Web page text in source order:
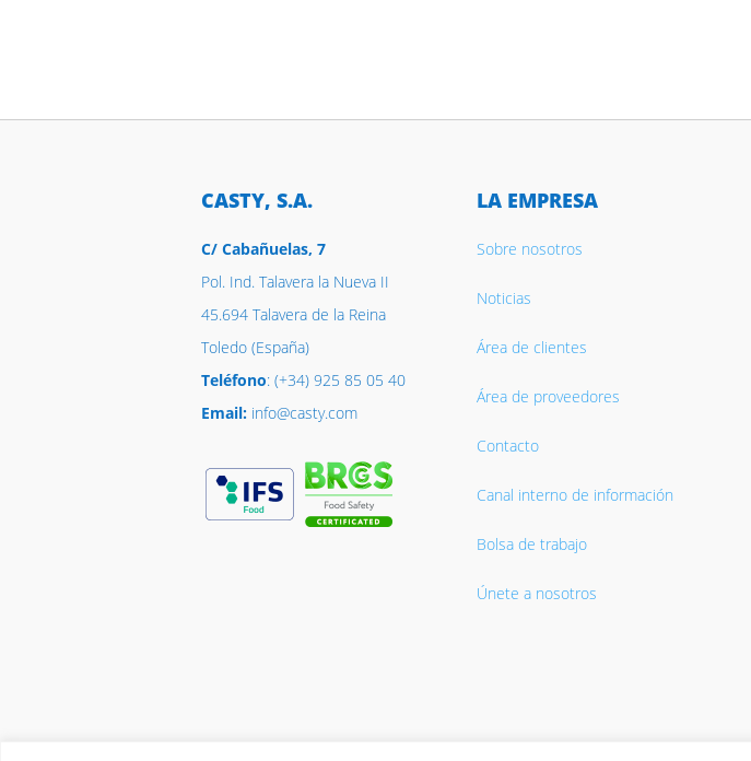
CASTY, S.A.
C/ Cabañuelas, 7
Pol. Ind. Talavera la Nueva II
45.694 Talavera de la Reina
Toledo (España)
Teléfono: (+34) 925 85 05 40
Email: info@casty.com
LA EMPRESA
Sobre nosotros
Noticias
Área de clientes
Área de proveedores
Contacto
Canal interno de información
Bolsa de trabajo
Únete a nosotros